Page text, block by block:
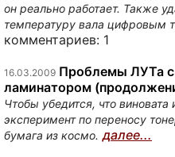
он реально работает. Также
температуру вала цифровым
комментариев: 1
16.03.2009 Проблемы ЛУТа
ламинатором
Чтобы убедится, что
эксперимент по переносу
бумага из космо. далее...